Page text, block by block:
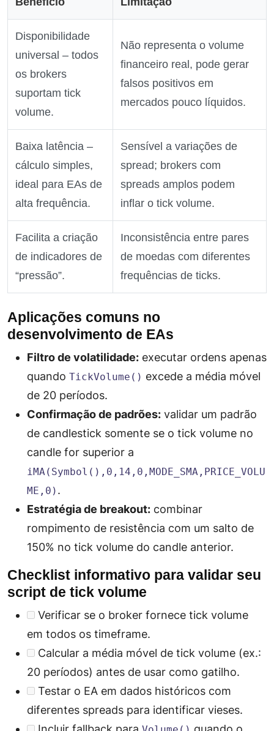
Disponibilidade
universal – todos
os brokers
suportam tick
volume.
Não representa o volume
financeiro real, pode gerar
falsos positivos em
mercados pouco líquidos.
Baixa latência –
cálculo simples,
ideal para EAs de
alta frequência.
Sensível a variações de
spread; brokers com
spreads amplos podem
inflar o tick volume.
Facilita a criação
de indicadores de
“pressão”.
Inconsistência entre pares
de moedas com diferentes
frequências de ticks.
Aplicações comuns no
desenvolvimento de EAs
Filtro de volatilidade: executar ordens apenas
quando TickVolume() excede a média móvel
de 20 períodos.
Confirmação de padrões: validar um padrão
de candlestick somente se o tick volume no
candle for superior a
iMA(Symbol(),0,14,0,MODE_SMA,PRICE_VOLU
ME,0) .
Estratégia de breakout: combinar
rompimento de resistência com um salto de
150% no tick volume do candle anterior.
Checklist informativo para validar seu
script de tick volume
Verificar se o broker fornece tick volume
em todos os timeframe.
Calcular a média móvel de tick volume (ex.:
20 períodos) antes de usar como gatilho.
Testar o EA em dados históricos com
diferentes spreads para identificar vieses.